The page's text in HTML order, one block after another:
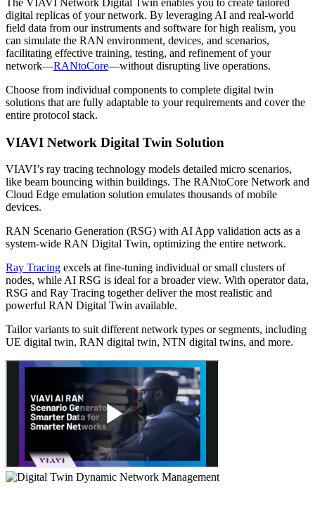
digital replicas of your network. By leveraging AI and real-world
field data from our instruments and software for high realism, you
can simulate the RAN environment, devices, and scenarios,
facilitating effective training, testing, and refinement of your
network—RANtoCore—without disrupting live operations.
Choose from individual components to complete digital twin
solutions that are fully adaptable to your requirements and cover the
entire protocol stack.
VIAVI Network Digital Twin Solution
VIAVI’s ray tracing technology models detailed micro scenarios,
like beam bouncing within buildings. The RANtoCore Network and
Cloud Edge emulation solution emulates thousands of mobile
devices.
RAN Scenario Generation (RSG) with AI App validation acts as a
system-wide RAN Digital Twin, optimizing the entire network.
Ray Tracing excels at fine-tuning individual or small clusters of
nodes, while AI RSG is ideal for a broader view. With operator data,
RSG and Ray Tracing together deliver the most realistic and
powerful RAN Digital Twin available.
Tailor variants to suit different network types or segments, including
UE digital twin, RAN digital twin, NTN digital twins, and more.